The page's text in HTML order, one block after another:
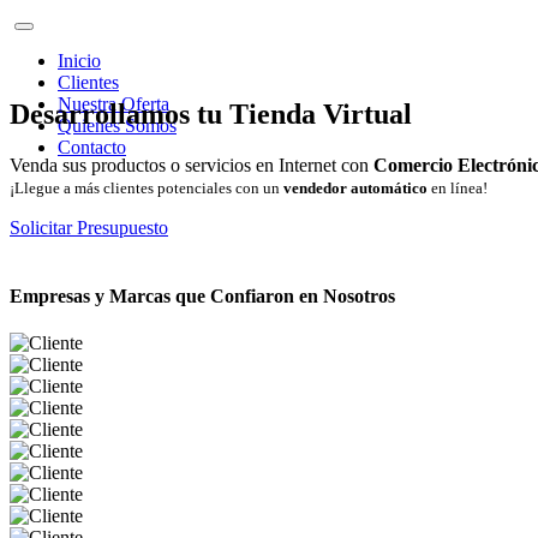
Inicio
Clientes
Nuestra Oferta
Quienes Somos
Contacto
Desarrollamos tu Tienda Virtual
Venda sus productos o servicios en Internet con Comercio
¡Llegue a más clientes potenciales con un vendedor automático en línea!
Solicitar Presupuesto
Empresas y Marcas que Confiaron en Nosotros